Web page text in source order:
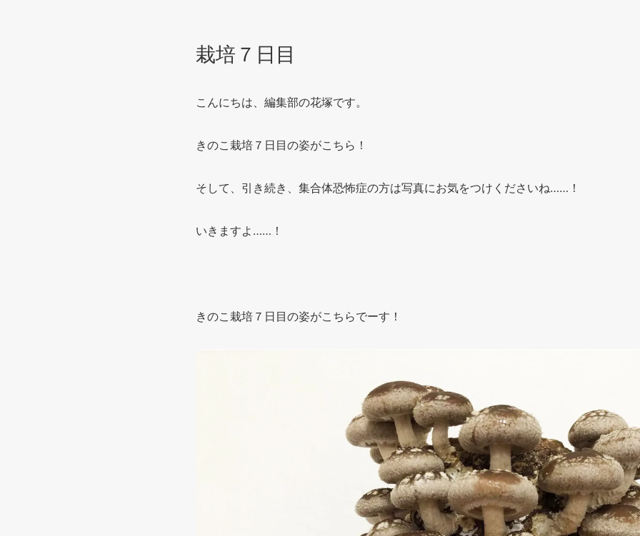
栽培７日目
こんにちは、編集部の花塚です。
きのこ栽培７日目の姿がこちら！
そして、引き続き、集合体恐怖症の方は写真にお気をつけくださいね……！
いきますよ……！
きのこ栽培７日目の姿がこちらでーす！